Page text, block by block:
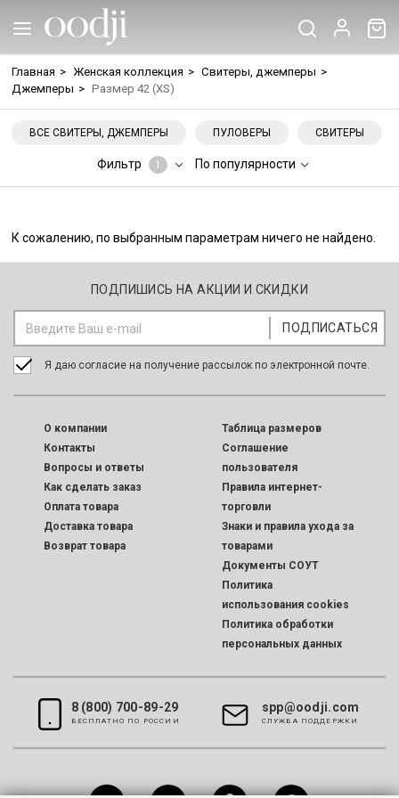
Главная > Женская коллекция > Свитеры, джемперы >
Джемперы > Размер 42 (XS)
ВСЕ СВИТЕРЫ, ДЖЕМПЕРЫ ПУЛОВЕРЫ СВИТЕРЫ
Фильтр 1 По популярности
К сожалению, по выбранным параметрам ничего не найдено.
ПОДПИШИСЬ НА АКЦИИ И СКИДКИ
Я даю согласие на получение рассылок по электронной почте.
O компании
Контакты
Вопросы и ответы
Как сделать заказ
Оплата товара
Доставка товара
Возврат товара
Таблица размеров
Соглашение
пользователя
Правила интернет-
торговли
Знаки и правила ухода за
товарами
Документы СОУТ
Политика
использования cookies
Политика обработки
персональных данных
8 (800) 700-89-29
БЕСПЛАТНО ПО РОССИИ
spp@oodji.com
CЛУЖБА ПОДДЕРЖКИ